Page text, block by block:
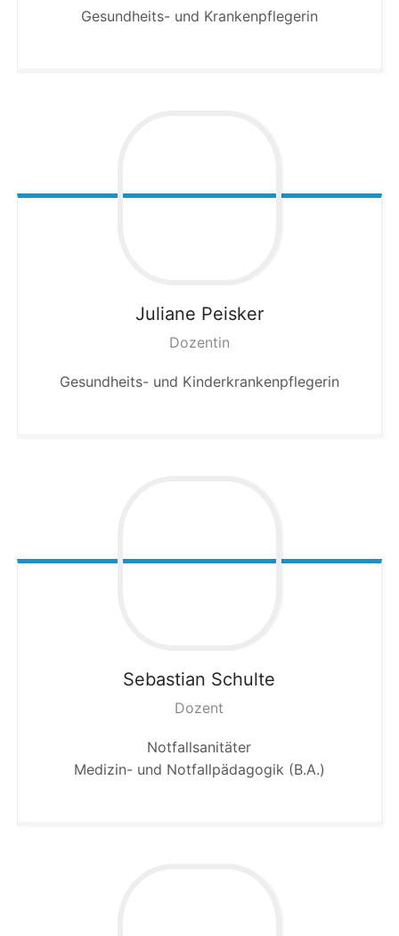
Gesundheits- und Krankenpflegerin
Juliane Peisker
Dozentin
Gesundheits- und Kinderkrankenpflegerin
Sebastian Schulte
Dozent
Notfallsanitäter
Medizin- und Notfallpädagogik (B.A.)